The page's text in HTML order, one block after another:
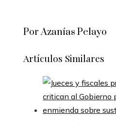
Por Azanías Pelayo
Artículos Similares